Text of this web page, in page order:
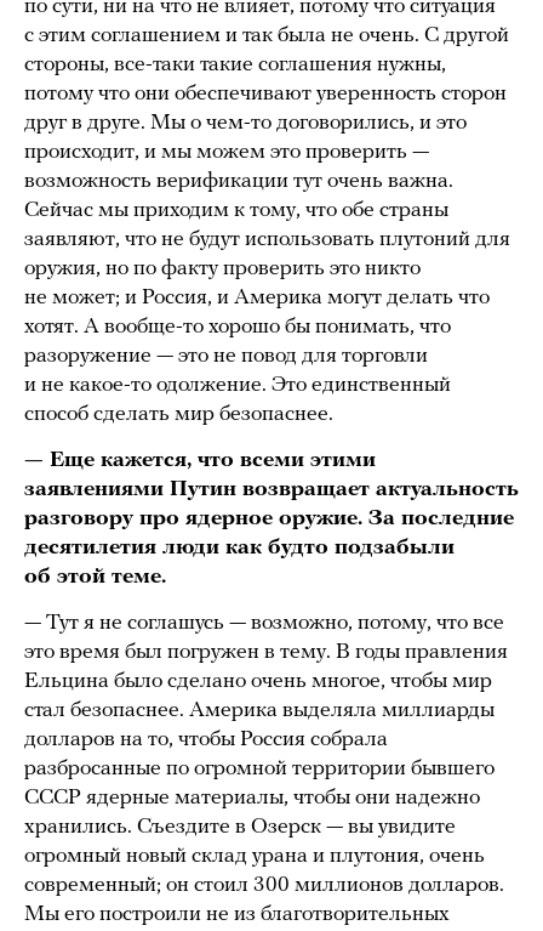
по сути, ни на что не влияет, потому что ситуация
с этим соглашением и так была не очень. С другой
стороны, все-таки такие соглашения нужны,
потому что они обеспечивают уверенность сторон
друг в друге. Мы о чем-то договорились, и это
происходит, и мы можем это проверить —
возможность верификации тут очень важна.
Сейчас мы приходим к тому, что обе страны
заявляют, что не будут использовать плутоний для
оружия, но по факту проверить это никто
не может; и Россия, и Америка могут делать что
хотят. А вообще-то хорошо бы понимать, что
разоружение — это не повод для торговли
и не какое-то одолжение. Это единственный
способ сделать мир безопаснее.
— Еще кажется, что всеми этими
заявлениями Путин возвращает актуальность
разговору про ядерное оружие. За последние
десятилетия люди как будто подзабыли
об этой теме.
— Тут я не соглашусь — возможно, потому, что все
это время был погружен в тему. В годы правления
Ельцина было сделано очень многое, чтобы мир
стал безопаснее. Америка выделяла миллиарды
долларов на то, чтобы Россия собрала
разбросанные по огромной территории бывшего
СССР ядерные материалы, чтобы они надежно
хранились. Съездите в Озерск — вы увидите
огромный новый склад урана и плутония, очень
современный; он стоил 300 миллионов долларов.
Мы его построили не из благотворительных